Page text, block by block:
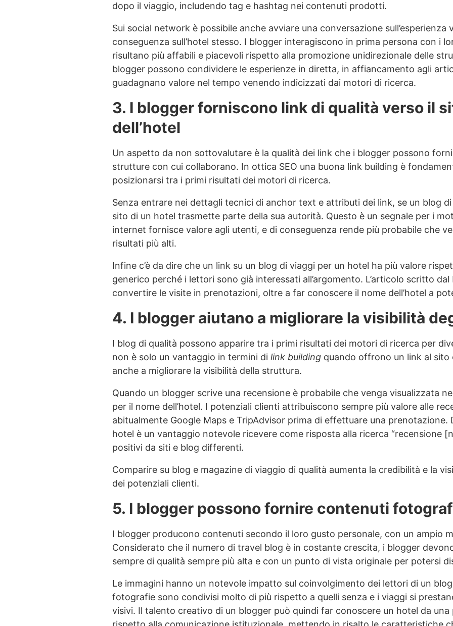
dopo il viaggio, includendo tag e hashtag nei contenuti prodotti.
Sui social network è possibile anche avviare una conversazione sull’esperienza
conseguenza sull’hotel stesso. I blogger interagiscono in prima persona con i
risultano più affabili e piacevoli rispetto alla promozione unidirezionale delle
blogger possono condividere le esperienze in diretta, in affiancamento agli
guadagnano valore nel tempo venendo indicizzati dai motori di ricerca.
3. I blogger forniscono link di qualità verso il
dell’hotel
Un aspetto da non sottovalutare è la qualità dei link che i blogger possono
strutture con cui collaborano. In ottica SEO una buona link building è
posizionarsi tra i primi risultati dei motori di ricerca.
Senza entrare nei dettagli tecnici di anchor text e attributi dei link, se un blog
sito di un hotel trasmette parte della sua autorità. Questo è un segnale per i
internet fornisce valore agli utenti, e di conseguenza rende più probabile che
risultati più alti.
Infine c’è da dire che un link su un blog di viaggi per un hotel ha più valore
generico perché i lettori sono già interessati all’argomento. L’articolo scritto
convertire le visite in prenotazioni, oltre a far conoscere il nome dell’hotel a
4. I blogger aiutano a migliorare la visibilità
I blog di qualità possono apparire tra i primi risultati dei motori di ricerca per
non è solo un vantaggio in termini di link building quando offrono un link al sito
anche a migliorare la visibilità della struttura.
Quando un blogger scrive una recensione è probabile che venga visualizzata
per il nome dell’hotel. I potenziali clienti attribuiscono sempre più valore alle
abitualmente Google Maps e TripAdvisor prima di effettuare una prenotazione.
hotel è un vantaggio notevole ricevere come risposta alla ricerca “recensione
positivi da siti e blog differenti.
Comparire su blog e magazine di viaggio di qualità aumenta la credibilità e la
dei potenziali clienti.
5. I blogger possono fornire contenuti
I blogger producono contenuti secondo il loro gusto personale, con un ampio
Considerato che il numero di travel blog è in costante crescita, i blogger
sempre di qualità sempre più alta e con un punto di vista originale per potersi
Le immagini hanno un notevole impatto sul coinvolgimento dei lettori di un
fotografie sono condivisi molto di più rispetto a quelli senza e i viaggi si
visivi. Il talento creativo di un blogger può quindi far conoscere un hotel da